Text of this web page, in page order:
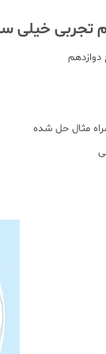
تجربی خیلی